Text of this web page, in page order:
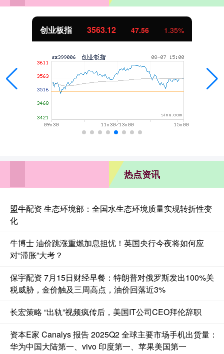
创业板指 3563.12 47.56 1.35%
热点资讯
盟牛配资 生态环境部：全国水生态环境质量实现转折性变
化
牛博士 油价跳涨重燃加息担忧！英国央行今夜将如何应
对“滞胀”大考？
保宇配资 7月15日财经早餐：特朗普对俄罗斯发出100%关
税威胁，金价触及三周高点，油价回落近3%
长宏策略 “出轨”视频疯传后，美国IT公司CEO拜伦辞职
资本E家 Canalys 报告 2025Q2 全球主要市场手机出货量：
华为中国大陆第一、vivo 印度第一、苹果美国第一